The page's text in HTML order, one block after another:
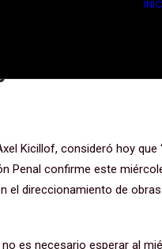
verdadero
Kicillof, consideró hoy que
Penal confirme este
el direccionamiento de
es necesario esperar al